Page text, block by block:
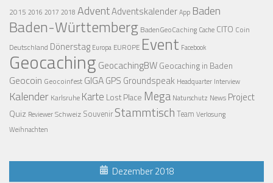
2015 2016 2017 2018 AdventAdventskalenderApp Baden
Baden-Württemberg BadenGeoCaching Cache CITO Coin
Deutschland Dönerstag Europa EUROPE Event Facebook
Geocaching GeocachingBW Geocaching in Baden
Geocoin Geocoinfest GIGAGPS Groundspeak Headquarter Interview
Kalender Karlsruhe Karte Lost Place Mega Naturschutz News Project
Quiz ReviewerSchweiz Souvenir Stammtisch Team Verlosung
Weihnachten
Dezember 2018